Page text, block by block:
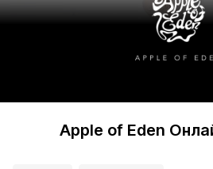
Apple of Eden